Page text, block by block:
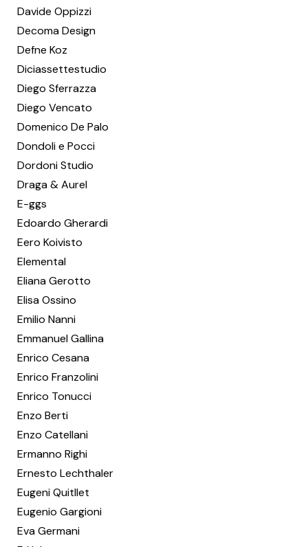
Davide Oppizzi
Decoma Design
Defne Koz
Diciassettestudio
Diego Sferrazza
Diego Vencato
Domenico De Palo
Dondoli e Pocci
Dordoni Studio
Draga & Aurel
E-ggs
Edoardo Gherardi
Eero Koivisto
Elemental
Eliana Gerotto
Elisa Ossino
Emilio Nanni
Emmanuel Gallina
Enrico Cesana
Enrico Franzolini
Enrico Tonucci
Enzo Berti
Enzo Catellani
Ermanno Righi
Ernesto Lechthaler
Eugeni Quitllet
Eugenio Gargioni
Eva Germani